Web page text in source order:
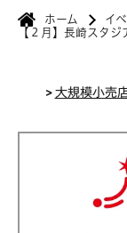
ホーム イ
【２月】長崎スタ
>大規模小売